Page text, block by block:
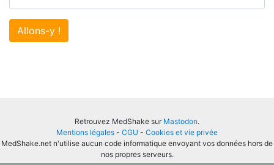
Allons-y !
Retrouvez MedShake sur Mastodon.
Mentions légales - CGU - Cookies et vie privée
MedShake.net n'utilise aucun code informatique envoyant vos données hors de
nos propres serveurs.